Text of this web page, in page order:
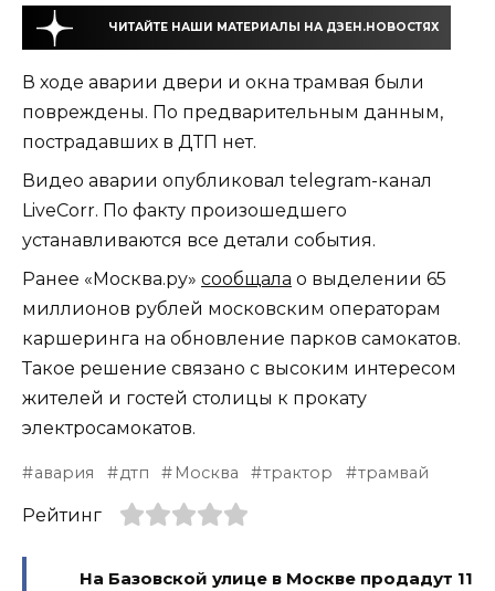
ЧИТАЙТЕ НАШИ МАТЕРИАЛЫ НА ДЗЕН.НОВОСТЯХ
В ходе аварии двери и окна трамвая были
повреждены. По предварительным данным,
пострадавших в ДТП нет.
Видео аварии опубликовал telegram-канал
LiveCorr. По факту произошедшего
устанавливаются все детали события.
Ранее «Москва.ру» сообщала о выделении 65
миллионов рублей московским операторам
каршеринга на обновление парков самокатов.
Такое решение связано с высоким интересом
жителей и гостей столицы к прокату
электросамокатов.
авария дтп Москва трактор трамвай
Рейтинг
На Базовской улице в Москве продадут 11